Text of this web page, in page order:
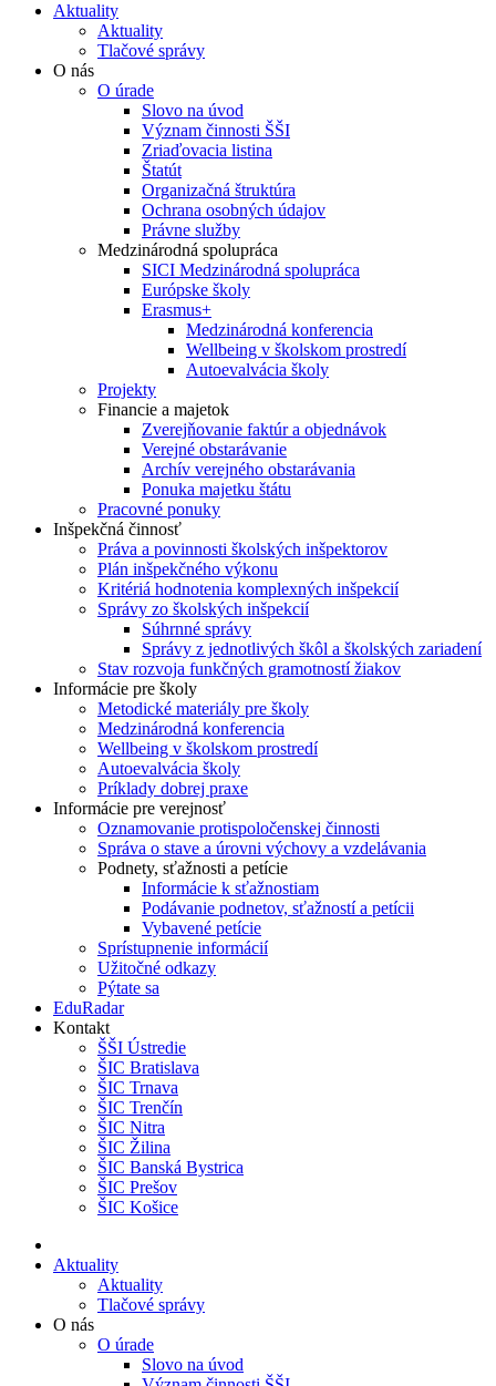
Aktuality
Aktuality
Tlačové správy
O nás
O úrade
Slovo na úvod
Význam činnosti ŠŠI
Zriaďovacia listina
Štatút
Organizačná štruktúra
Ochrana osobných údajov
Právne služby
Medzinárodná spolupráca
SICI Medzinárodná spolupráca
Európske školy
Erasmus+
Medzinárodná konferencia
Wellbeing v školskom prostredí
Autoevalvácia školy
Projekty
Financie a majetok
Zverejňovanie faktúr a objednávok
Verejné obstarávanie
Archív verejného obstarávania
Ponuka majetku štátu
Pracovné ponuky
Inšpekčná činnosť
Práva a povinnosti školských inšpektorov
Plán inšpekčného výkonu
Kritériá hodnotenia komplexných inšpekcií
Správy zo školských inšpekcií
Súhrnné správy
Správy z jednotlivých škôl a školských zariadení
Stav rozvoja funkčných gramotností žiakov
Informácie pre školy
Metodické materiály pre školy
Medzinárodná konferencia
Wellbeing v školskom prostredí
Autoevalvácia školy
Príklady dobrej praxe
Informácie pre verejnosť
Oznamovanie protispoločenskej činnosti
Správa o stave a úrovni výchovy a vzdelávania
Podnety, sťažnosti a petície
Informácie k sťažnostiam
Podávanie podnetov, sťažností a petícii
Vybavené petície
Sprístupnenie informácií
Užitočné odkazy
Pýtate sa
EduRadar
Kontakt
ŠŠI Ústredie
ŠIC Bratislava
ŠIC Trnava
ŠIC Trenčín
ŠIC Nitra
ŠIC Žilina
ŠIC Banská Bystrica
ŠIC Prešov
ŠIC Košice
Aktuality
Aktuality
Tlačové správy
O nás
O úrade
Slovo na úvod